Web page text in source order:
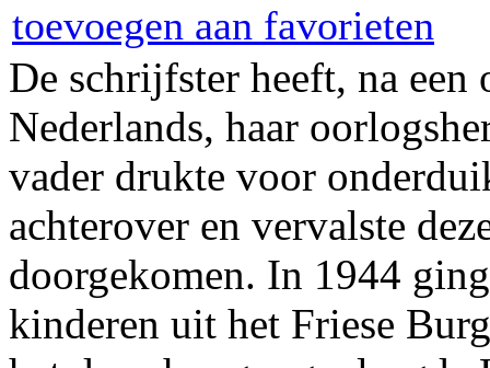
toevoegen aan favorieten
De schrijfster heeft, na
Nederlands, haar
vader drukte voor
achterover en vervalste
doorgekomen. In 1944
kinderen uit het Friese